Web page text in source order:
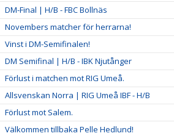
DM-Final | H/B - FBC Bollnäs
Novembers matcher för herrarna!
Vinst i DM-Semifinalen!
DM Semifinal | H/B - IBK Njutånger
Förlust i matchen mot RIG Umeå.
Allsvenskan Norra | RIG Umeå IBF - H/B
Förlust mot Salem.
Välkommen tillbaka Pelle Hedlund!